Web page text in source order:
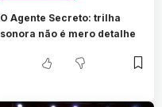
O Agente Secreto: trilha
sonora não é mero detalhe